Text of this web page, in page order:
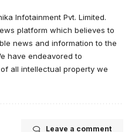
Infotainment Pvt. Limited.
platform which believes to
news and information to the
have endeavored to
all intellectual property we
Leave a comment